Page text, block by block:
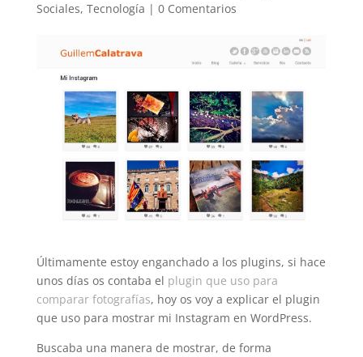
Sociales, Tecnología | 0 Comentarios
Últimamente estoy enganchado a los plugins, si hace
unos días os contaba el plugin que uso para
comparar fotografías, hoy os voy a explicar el plugin
que uso para mostrar mi Instagram en WordPress.
Buscaba una manera de mostrar, de forma